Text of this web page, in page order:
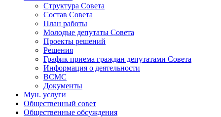
Структура Совета
Состав Совета
План работы
Молодые депутаты Совета
Проекты решений
Решения
График приема граждан депутатами Совета
Информация о деятельности
ВСМС
Документы
Мун. услуги
Общественный совет
Общественные обсуждения